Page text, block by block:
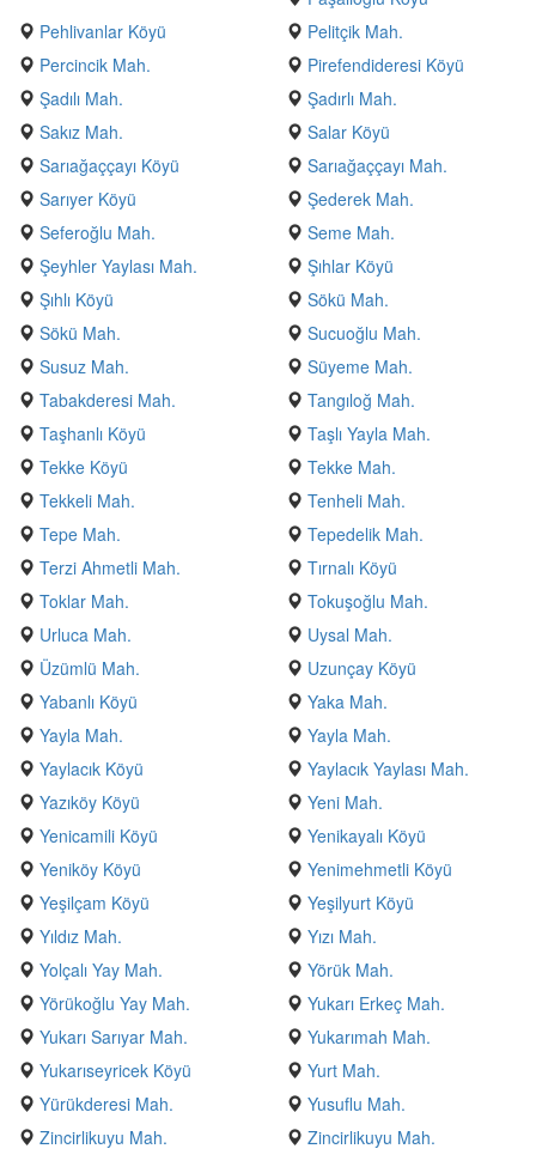
Pehlivanlar Köyü
Pelitçik Mah.
Percincik Mah.
Pirefendideresi Köyü
Şadılı Mah.
Şadırlı Mah.
Sakız Mah.
Salar Köyü
Sarıağaççayı Köyü
Sarıağaççayı Mah.
Sarıyer Köyü
Şederek Mah.
Seferoğlu Mah.
Seme Mah.
Şeyhler Yaylası Mah.
Şıhlar Köyü
Şıhlı Köyü
Sökü Mah.
Sökü Mah.
Sucuoğlu Mah.
Susuz Mah.
Süyeme Mah.
Tabakderesi Mah.
Tangıloğ Mah.
Taşhanlı Köyü
Taşlı Yayla Mah.
Tekke Köyü
Tekke Mah.
Tekkeli Mah.
Tenheli Mah.
Tepe Mah.
Tepedelik Mah.
Terzi Ahmetli Mah.
Tırnalı Köyü
Toklar Mah.
Tokuşoğlu Mah.
Urluca Mah.
Uysal Mah.
Üzümlü Mah.
Uzunçay Köyü
Yabanlı Köyü
Yaka Mah.
Yayla Mah.
Yayla Mah.
Yaylacık Köyü
Yaylacık Yaylası Mah.
Yazıköy Köyü
Yeni Mah.
Yenicamili Köyü
Yenikayalı Köyü
Yeniköy Köyü
Yenimehmetli Köyü
Yeşilçam Köyü
Yeşilyurt Köyü
Yıldız Mah.
Yızı Mah.
Yolçalı Yay Mah.
Yörük Mah.
Yörükoğlu Yay Mah.
Yukarı Erkeç Mah.
Yukarı Sarıyar Mah.
Yukarımah Mah.
Yukarıseyricek Köyü
Yurt Mah.
Yürükderesi Mah.
Yusuflu Mah.
Zincirlikuyu Mah.
Zincirlikuyu Mah.